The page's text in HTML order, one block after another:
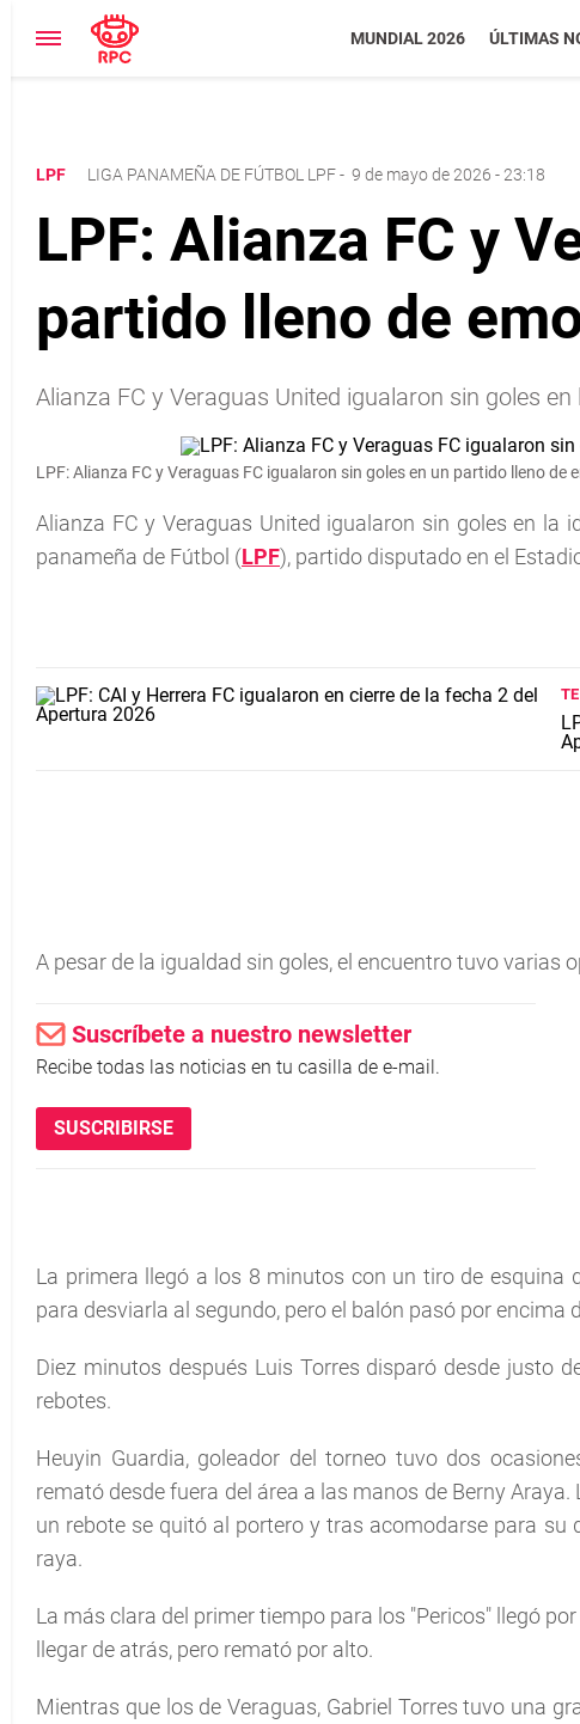
MUNDIAL 2026 ÚLTIMAS
LPF LIGA PANAMEÑA DE FÚTBOL LPF- 9 de mayo de 2026 - 23:18
LPF: Alianza FC y
partido lleno de
Alianza FC y Veraguas United igualaron sin goles
LPF: Alianza FC y Veraguas FC igualaron sin goles en un partido lleno de
Alianza FC y Veraguas United igualaron sin goles en la
panameña de Fútbol (LPF), partido disputado en el
A pesar de la igualdad sin goles, el encuentro tuvo varias
Suscríbete a nuestro newsletter
Recibe todas las noticias en tu casilla de e-mail.
SUSCRIBIRSE
La primera llegó a los 8 minutos con un tiro de
para desviarla al segundo, pero el balón pasó por encima
Diez minutos después Luis Torres disparó desde justo
rebotes.
Heuyin Guardia, goleador del torneo tuvo dos
remató desde fuera del área a las manos de Berny
un rebote se quitó al portero y tras acomodarse para su
raya.
La más clara del primer tiempo para los "Pericos" llegó
llegar de atrás, pero remató por alto.
Mientras que los de Veraguas, Gabriel Torres tuvo una